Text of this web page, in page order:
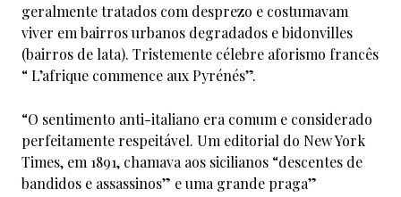
geralmente tratados com desprezo e costumavam
viver em bairros urbanos degradados e bidonvilles
(bairros de lata). Tristemente célebre aforismo francês
“ L’afrique commence aux Pyrénés”.
“O sentimento anti-italiano era comum e considerado
perfeitamente respeitável. Um editorial do New York
Times, em 1891, chamava aos sicilianos “descentes de
bandidos e assassinos” e uma grande praga”